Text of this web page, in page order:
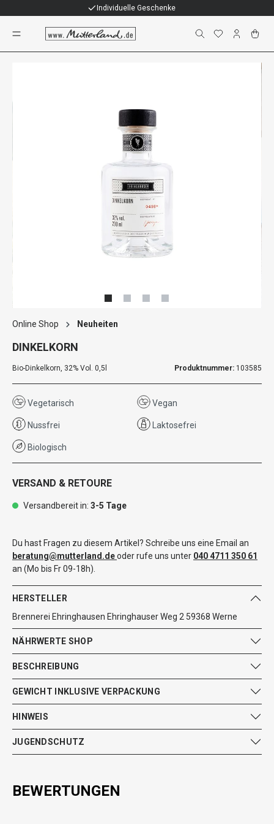
Individuelle Geschenke
Online Shop Neuheiten
DINKELKORN
Bio-Dinkelkorn, 32% Vol. 0,5l Produktnummer: 103585
Vegetarisch Vegan
Nussfrei Laktosefrei
Biologisch
VERSAND & RETOURE
Versandbereit in: 3-5 Tage
Du hast Fragen zu diesem Artikel? Schreibe uns eine Email an
beratung@mutterland.deoder rufe uns unter 040 4711 350 61
an (Mo bis Fr 09-18h).
HERSTELLER
Brennerei Ehringhausen Ehringhauser Weg 2 59368 Werne
NÄHRWERTE SHOP
BESCHREIBUNG
GEWICHT INKLUSIVE VERPACKUNG
HINWEIS
JUGENDSCHUTZ
BEWERTUNGEN